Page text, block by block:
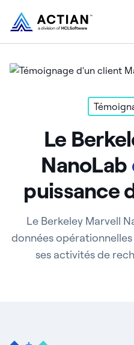
Produits
Entreprise
Ressources
Le
NanoLab
puissance
Le Berkeley Marvell
données
ses activités de